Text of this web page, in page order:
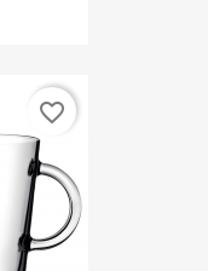
favorite_border